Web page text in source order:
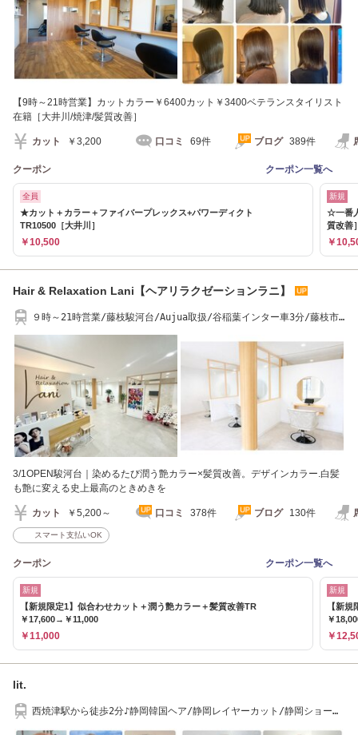
【9時～21時営業】カットカラー￥6400カット￥3400ベテランスタイリスト
在籍［大井川/焼津/髪質改善］
カット ￥3,200 口コミ 69件 ブログ 389件
クーポン クーポン一覧へ
全員
★カット＋カラー＋ファイバープレックス+パワーディクト
TR10500［大井川］
￥10,500
新規
☆一番
質改善
￥
Hair & Relaxation Lani【ヘアリラクゼーションラニ】
９時～21時営業/藤枝駿河台/Aujua取扱/谷稲葉インター車3分/藤枝市
3/1OPEN駿河台｜染めるたび潤う艶カラー×髪質改善。デザインカラー.白髪
も艶に変える史上最高のときめきを
カット ￥5,200～ 口コミ 378件 ブログ 130件
スマート支払いOK
クーポン クーポン一覧へ
新規
【新規限定1】似合わせカット＋潤う艶カラー＋髪質改善TR
￥17,600→￥11,000
￥11,000
新規
【新
￥
￥
lit.
西焼津駅から徒歩2分♪静岡韓国ヘア/静岡レイヤーカット/静岡ショート